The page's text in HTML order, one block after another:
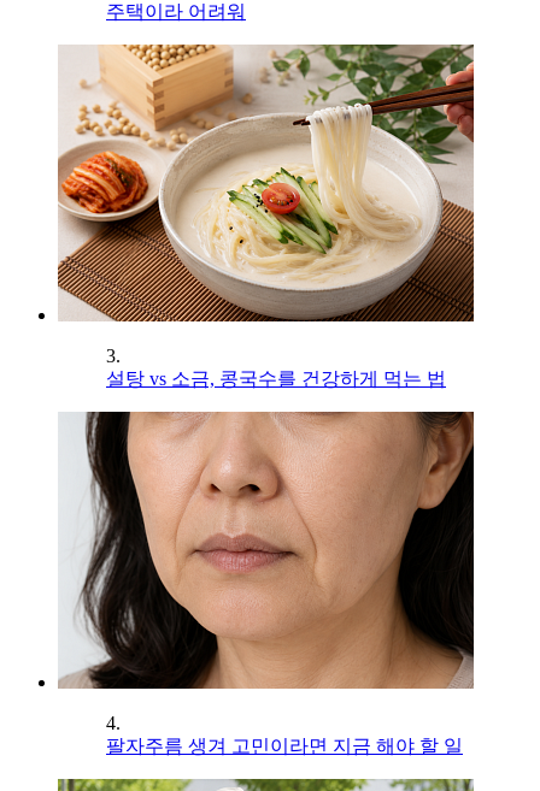
주택이라 어려워
3.
설탕 vs 소금, 콩국수를 건강하게 먹는 법
4.
팔자주름 생겨 고민이라면 지금 해야 할 일